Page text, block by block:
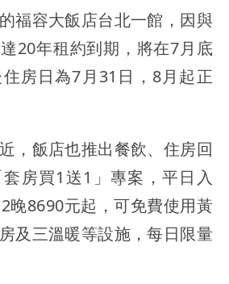
福容大飯店台北一館，因與
20年租約到期，將在7月底
房日為7月31日，8月起正
，飯店也推出餐飲、住房回
房買1送1」專案，平日入
晚8690元起，可免費使用黃
及三溫暖等設施，每日限量